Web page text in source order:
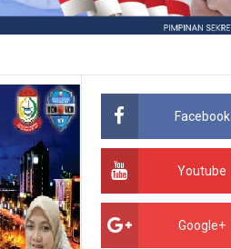
Facebook
Youtube
Google+